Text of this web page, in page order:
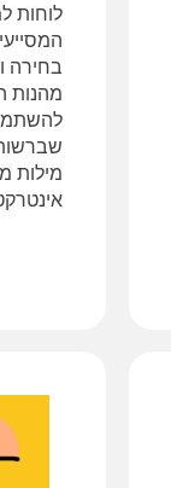
לוחות
בחירה
מהנות
מילות